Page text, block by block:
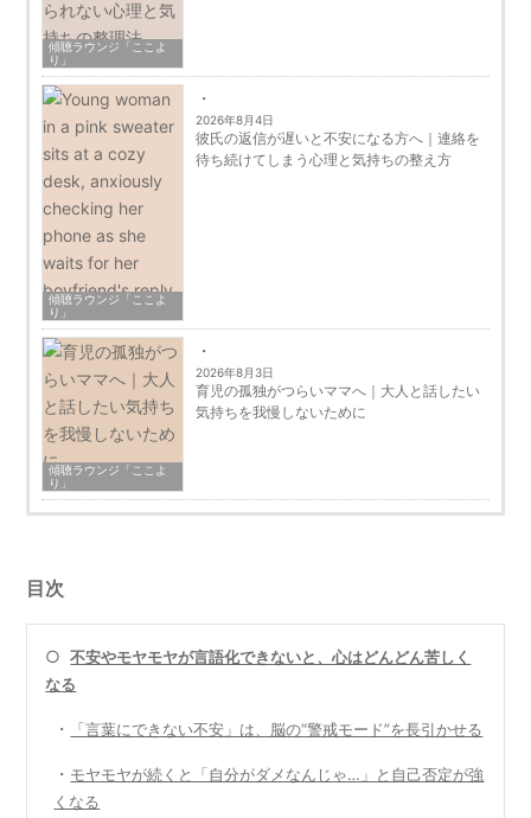
傾聴ラウンジ「ここよ
り」
傾聴ラウンジ「ここよ
り」
2026年8月4日
彼氏の返信が遅いと不安になる方へ｜連絡を
待ち続けてしまう心理と気持ちの整え方
傾聴ラウンジ「ここよ
り」
2026年8月3日
育児の孤独がつらいママへ｜大人と話したい
気持ちを我慢しないために
目次
○不安やモヤモヤが言語化できないと、心はどんどん苦しく
なる
・ 「言葉にできない不安」は、脳の“警戒モード”を長引かせる
・ モヤモヤが続くと「自分がダメなんじゃ…」と自己否定が強
くなる